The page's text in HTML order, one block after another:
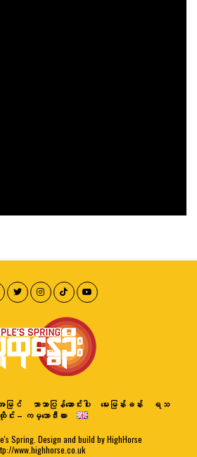
မြင် ဘာသာပြန်ဆောင်းပါး မေးမြန်းခန်း
ရသ
ထိုင်း – ကမ္ဘောဒီးယား
Spring. Design and build by HighHorse
www.highhorse.co.uk